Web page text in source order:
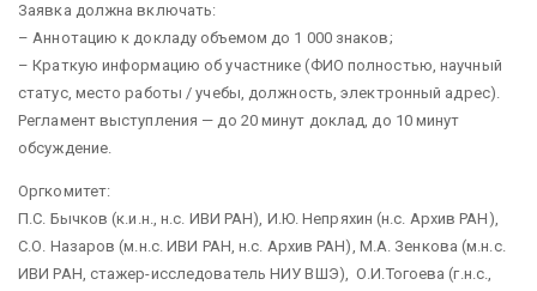
Заявка должна включать:
– Аннотацию к докладу объемом до 1 000 знаков;
– Краткую информацию об участнике (ФИО полностью, научный
статус, место работы / учебы, должность, электронный адрес).
Регламент выступления — до 20 минут доклад, до 10 минут
обсуждение.
Оргкомитет:
П.С. Бычков (к.и.н., н.с. ИВИ РАН), И.Ю. Непряхин (н.с. Архив РАН),
С.О. Назаров (м.н.с. ИВИ РАН, н.с. Архив РАН), М.А. Зенкова (м.н.с.
ИВИ РАН, стажер-исследователь НИУ ВШЭ), О.И.Тогоева (г.н.с.,